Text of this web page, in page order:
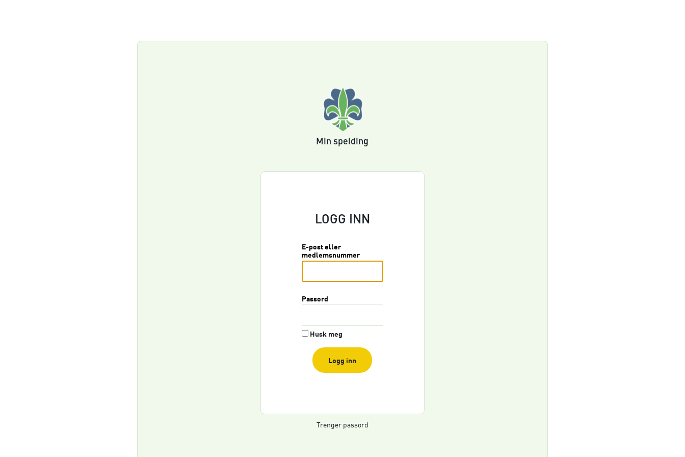
Min speiding
LOGG INN
E-post eller
medlemsnummer
Passord
Husk meg
Logg inn
Trenger passord